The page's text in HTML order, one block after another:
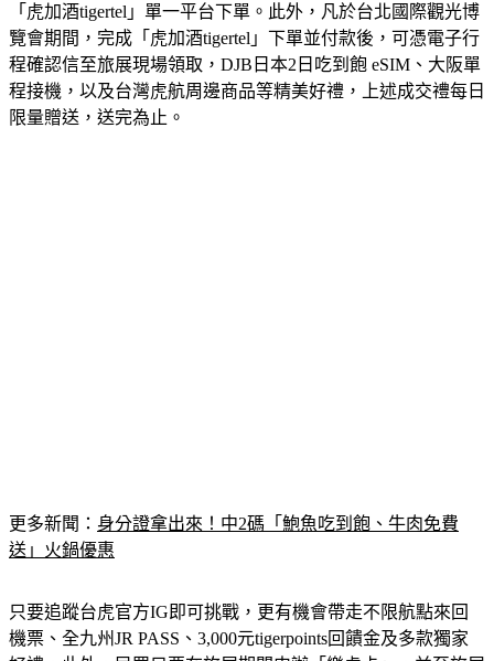
「虎加酒tigertel」單一平台下單。此外，凡於台北國際觀光博
覽會期間，完成「虎加酒tigertel」下單並付款後，可憑電子行
程確認信至旅展現場領取，DJB日本2日吃到飽 eSIM、大阪單
程接機，以及台灣虎航周邊商品等精美好禮，上述成交禮每日
限量贈送，送完為止。
更多新聞： 身分證拿出來！中2碼「鮑魚吃到飽、牛肉免費
送」火鍋優惠
只要追蹤台虎官方IG即可挑戰，更有機會帶走不限航點來回
機票、全九州JR PASS、3,000元tigerpoints回饋金及多款獨家